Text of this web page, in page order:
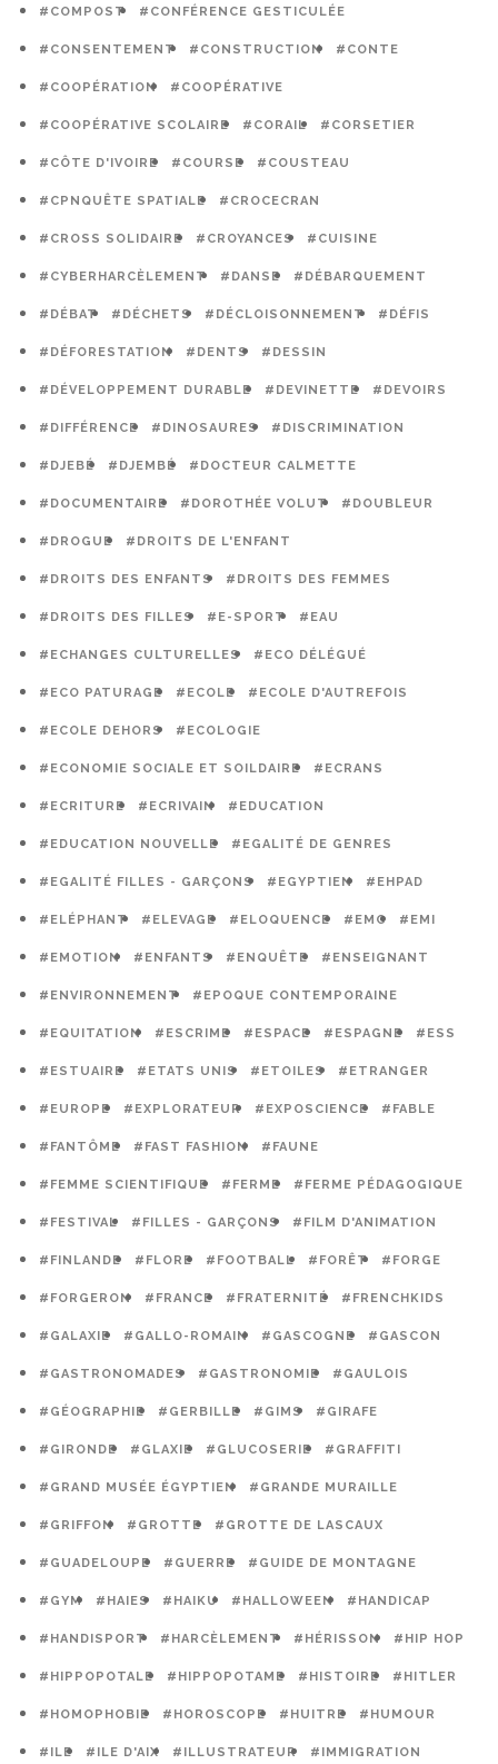
#COMPOST #CONFÉRENCE GESTICULÉE
#CONSENTEMENT #CONSTRUCTION #CONTE
#COOPÉRATION #COOPÉRATIVE
#COOPÉRATIVE SCOLAIRE #CORAIL #CORSETIER
#CÔTE D'IVOIRE #COURSE #COUSTEAU
#CPNQUÊTE SPATIALE #CROCECRAN
#CROSS SOLIDAIRE #CROYANCES #CUISINE
#CYBERHARCÈLEMENT #DANSE #DÉBARQUEMENT
#DÉBAT #DÉCHETS #DÉCLOISONNEMENT #DÉFIS
#DÉFORESTATION #DENTS #DESSIN
#DÉVELOPPEMENT DURABLE #DEVINETTE #DEVOIRS
#DIFFÉRENCE #DINOSAURES #DISCRIMINATION
#DJEBÉ #DJEMBÉ #DOCTEUR CALMETTE
#DOCUMENTAIRE #DOROTHÉE VOLUT #DOUBLEUR
#DROGUE #DROITS DE L'ENFANT
#DROITS DES ENFANTS #DROITS DES FEMMES
#DROITS DES FILLES #E-SPORT #EAU
#ECHANGES CULTURELLES #ECO DÉLÉGUÉ
#ECO PATURAGE #ECOLE #ECOLE D'AUTREFOIS
#ECOLE DEHORS #ECOLOGIE
#ECONOMIE SOCIALE ET SOILDAIRE #ECRANS
#ECRITURE #ECRIVAIN #EDUCATION
#EDUCATION NOUVELLE #EGALITÉ DE GENRES
#EGALITÉ FILLES - GARÇONS #EGYPTIEN #EHPAD
#ELÉPHANT #ELEVAGE #ELOQUENCE #EMC #EMI
#EMOTION #ENFANTS #ENQUÊTE #ENSEIGNANT
#ENVIRONNEMENT #EPOQUE CONTEMPORAINE
#EQUITATION #ESCRIME #ESPACE #ESPAGNE #ESS
#ESTUAIRE #ETATS UNIS #ETOILES #ETRANGER
#EUROPE #EXPLORATEUR #EXPOSCIENCE #FABLE
#FANTÔME #FAST FASHION #FAUNE
#FEMME SCIENTIFIQUE #FERME #FERME PÉDAGOGIQUE
#FESTIVAL #FILLES - GARÇONS #FILM D'ANIMATION
#FINLANDE #FLORE #FOOTBALL #FORÊT #FORGE
#FORGERON #FRANCE #FRATERNITÉ #FRENCHKIDS
#GALAXIE #GALLO-ROMAIN #GASCOGNE #GASCON
#GASTRONOMADES #GASTRONOMIE #GAULOIS
#GÉOGRAPHIE #GERBILLE #GIMS #GIRAFE
#GIRONDE #GLAXIE #GLUCOSERIE #GRAFFITI
#GRAND MUSÉE ÉGYPTIEN #GRANDE MURAILLE
#GRIFFON #GROTTE #GROTTE DE LASCAUX
#GUADELOUPE #GUERRE #GUIDE DE MONTAGNE
#GYM #HAIES #HAIKU #HALLOWEEN #HANDICAP
#HANDISPORT #HARCÈLEMENT #HÉRISSON #HIP HOP
#HIPPOPOTALE #HIPPOPOTAME #HISTOIRE #HITLER
#HOMOPHOBIE #HOROSCOPE #HUITRE #HUMOUR
#ILE #ILE D'AIX #ILLUSTRATEUR #IMMIGRATION